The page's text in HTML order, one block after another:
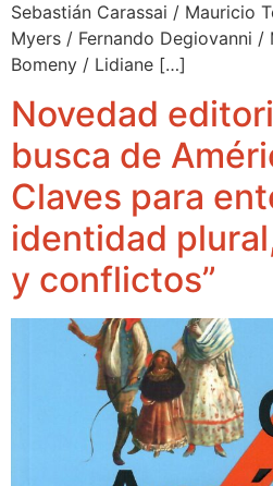
Sebastián Carassai / Mauricio
Myers / Fernando Degiovanni /
Bomeny / Lidiane […]
Novedad
busca de
Claves para
identidad
y conflictos”